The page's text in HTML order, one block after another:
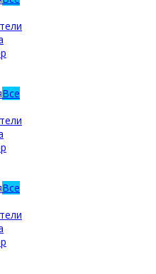
Все
Все